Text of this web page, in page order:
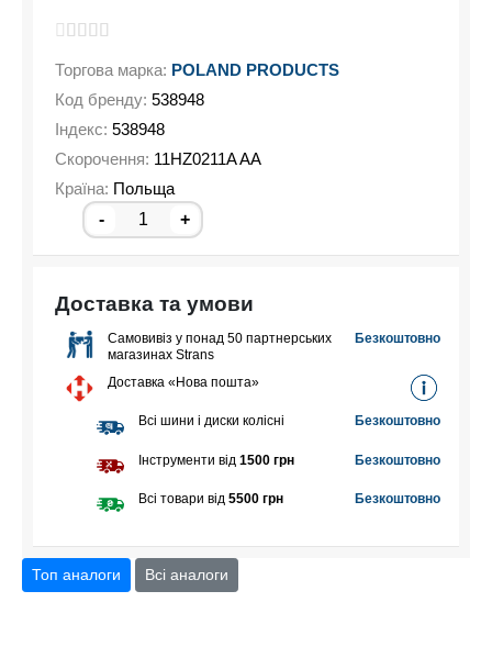
Торгова марка: POLAND PRODUCTS
Код бренду: 538948
Індекс: 538948
Скорочення: 11HZ0211A AA
Країна: Польща
-
+
Доставка та умови
Самовивіз у понад 50 партнерських
магазинах Strans
Безкоштовно
Доставка «Нова пошта»
Всі шини і диски колісні Безкоштовно
Інструменти від1500 грн Безкоштовно
Всі товари від5500 грн Безкоштовно
Топ аналоги Всі аналоги